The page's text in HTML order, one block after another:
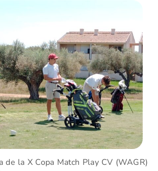
de la X Copa Match Play CV (WAGR)